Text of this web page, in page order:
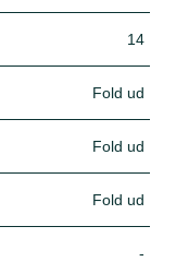
14
Fold ud
Fold ud
Fold ud
-